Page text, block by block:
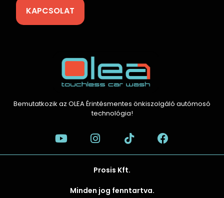
Bemutatkozik az OLEA Érintésmentes önkiszolgáló autómosó
technológia!
KAPCSOLAT
Minden jog fenntartva.
Prosis Kft.